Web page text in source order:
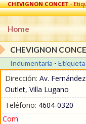
CHEVIGNON CONCET-
Home
CHEVIGNON
Indumentaria - Etiqueta
Dirección: Av.
Outlet, Villa Lugano
Teléfono: 4604-0320
Com